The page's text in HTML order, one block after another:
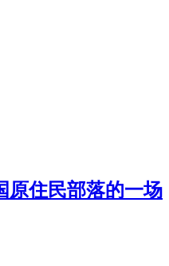
原住民部落的一场